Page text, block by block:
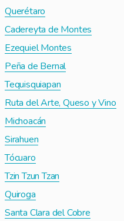
Querétaro
Cadereyta de Montes
Ezequiel Montes
Peña de Bernal
Tequisquiapan
Ruta del Arte, Queso y Vino
Michoacán
Sirahuen
Tócuaro
Tzin Tzun Tzan
Quiroga
Santa Clara del Cobre